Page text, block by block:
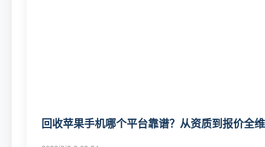
回收苹果手机哪个平台靠谱？从资质到报价全